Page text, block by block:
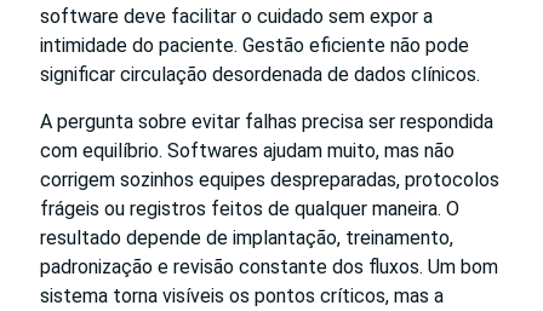
software deve facilitar o cuidado sem expor a
intimidade do paciente. Gestão eficiente não pode
significar circulação desordenada de dados clínicos.
A pergunta sobre evitar falhas precisa ser respondida
com equilíbrio. Softwares ajudam muito, mas não
corrigem sozinhos equipes despreparadas, protocolos
frágeis ou registros feitos de qualquer maneira. O
resultado depende de implantação, treinamento,
padronização e revisão constante dos fluxos. Um bom
sistema torna visíveis os pontos críticos, mas a